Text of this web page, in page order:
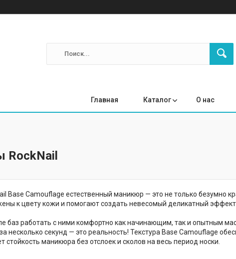
Главная Каталог О нас
Camouflage естественный маникюр — это не только безумно
к цвету кожи и помогают создать невесомый деликатный эффект.
баз работать с ними комфортно как начинающим, так и опытным
несколько секунд — это реальность! Текстура Base Camouflage
стойкость маникюра без отслоек и сколов на весь период носки.